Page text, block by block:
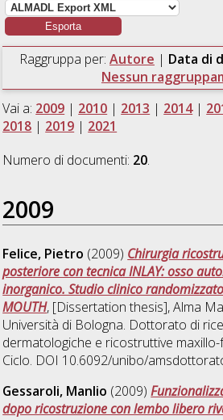
Raggruppa per: Autore | Data di
Nessun
Vai a: 2009 | 2010 | 2013 | 2014|
2018 | 2019 | 2021
Numero di documenti: 20.
2009
Felice, Pietro (2009) Chirurgia
posteriore con tecnica INLAY: osso
inorganico. Studio clinico
MOUTH, [Dissertation thesis], Alma
Università di Bologna. Dottorato di
dermatologiche e ricostruttive
Ciclo. DOI 10.6092/unibo/
Gessaroli, Manlio (2009)
dopo ricostruzione con lembo libero